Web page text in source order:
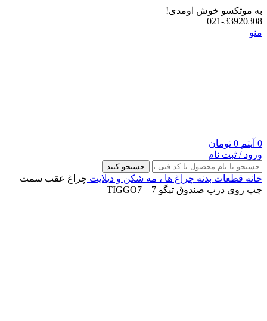
به موتکسو خوش اومدی!
021-33920308
منو
0 آیتم 0 تومان
ورود / ثبت نام
جستجو کنید
خانه قطعات بدنه چراغ‌ ها ، مه‌ شکن و دیلایت چراغ عقب سمت
چپ روی درب صندوق تیگو 7 _ TIGGO7